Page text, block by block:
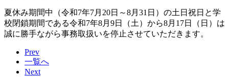
夏休み期間中（令和7年7月20日～8月31日）の土日祝日と学
校閉鎖期間である令和7年8月9日（土）から8月17日（日）は
誠に勝手ながら事務取扱いを停止させていただきます。
Prev
一覧へ
Next